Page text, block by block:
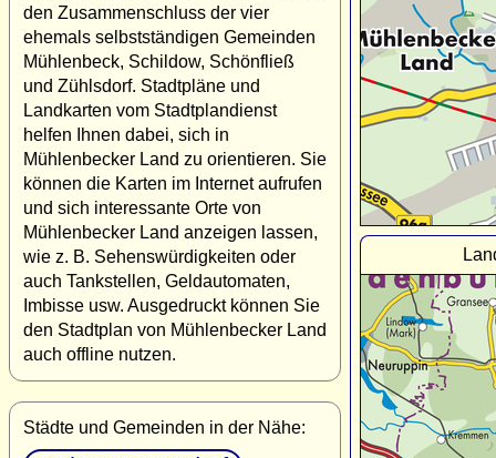
den Zusammenschluss der vier
ehemals selbstständigen Gemeinden
Mühlenbeck, Schildow, Schönfließ
und Zühlsdorf. Stadtpläne und
Landkarten vom Stadtplandienst
helfen Ihnen dabei, sich in
Mühlenbecker Land zu orientieren. Sie
können die Karten im Internet aufrufen
und sich interessante Orte von
Mühlenbecker Land anzeigen lassen,
wie z. B. Sehenswürdigkeiten oder
auch Tankstellen, Geldautomaten,
Imbisse usw. Ausgedruckt können Sie
den Stadtplan von Mühlenbecker Land
auch offline nutzen.
Städte und Gemeinden in der Nähe: